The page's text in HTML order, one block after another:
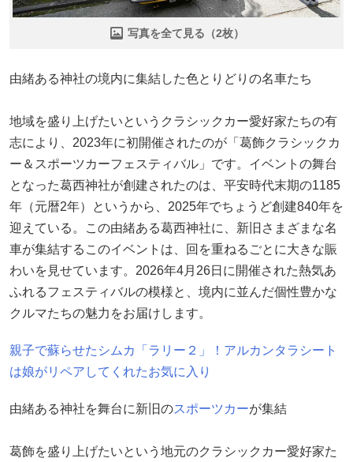
写真を全て見る（2枚）
由緒ある神社の境内に集結した色とりどりの名車たち
地域を盛り上げたいというクラシックカー愛好家たちの有
志により、2023年に初開催されたのが「葛飾クラシックカ
ー＆スポーツカーフェスティバル」です。イベントの舞台
となった葛西神社が創建されたのは、平安時代末期の1185
年（元暦2年）というから、2025年でちょうど創建840年を
迎えている。この由緒ある葛西神社に、新旧さまざまな名
車が集結するこのイベントは、回を重ねるごとに大きな賑
わいを見せています。2026年4月26日に開催された熱気あ
ふれるフェスティバルの模様と、境内に並んだ個性豊かな
クルマたちの魅力をお届けします。
親子で蘇らせたシムカ「ラリー２」！アルカンタラシート
は娘がリペアしてくれたお気に入り
由緒ある神社を舞台に新旧のスポーツカーが集結
葛飾を盛り上げたいという地元のクラシックカー愛好家た